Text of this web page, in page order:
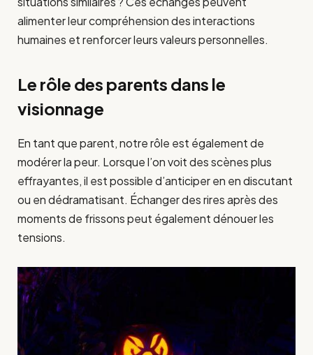
alimenter leur compréhension des interactions
humaines et renforcer leurs valeurs personnelles.
Le rôle des parents dans le
visionnage
En tant que parent, notre rôle est également de
modérer la peur. Lorsque l’on voit des scènes plus
effrayantes, il est possible d’anticiper en en discutant
ou en dédramatisant. Échanger des rires après des
moments de frissons peut également dénouer les
tensions.